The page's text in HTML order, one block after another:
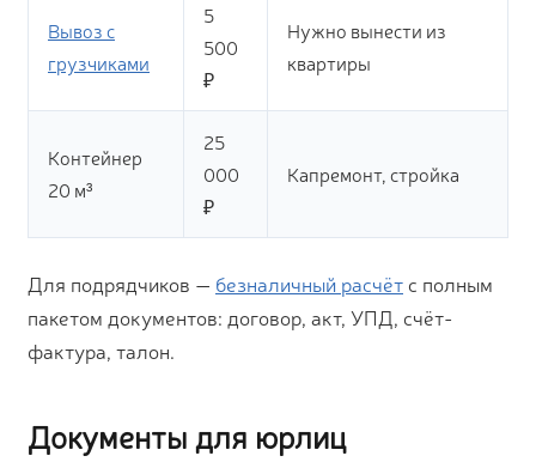
Вывоз с
грузчиками
5
500
₽
Нужно вынести из
квартиры
Контейнер
20 м³
25
000
₽
Капремонт, стройка
Для подрядчиков — безналичный расчёт с полным
пакетом документов: договор, акт, УПД, счёт-
фактура, талон.
Документы для юрлиц